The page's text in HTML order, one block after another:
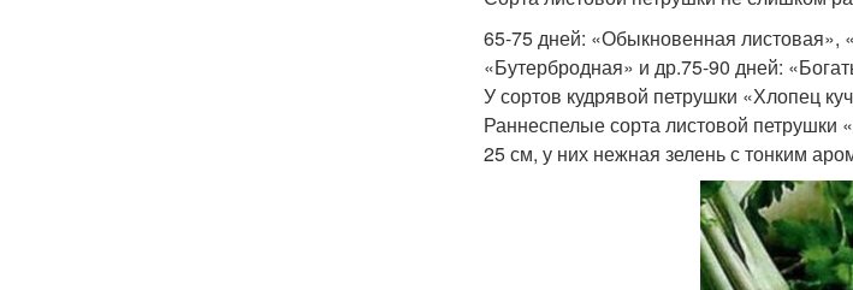
65-75 дней: «Обыкновенная
«Бутербродная» и др.75-90 дней:
У сортов кудрявой петрушки «Хлопец
Раннеспелые сорта листовой
25 см, у них нежная зелень с тонким